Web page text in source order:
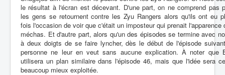
le résultat à l'écran est décevant. D'une part, on ne comprend pas
les gens se retournent contre les Zyu Rangers alors qu'ils ont eu
fois l'occasion de voir que c'était un imposteur qui prenait l'apparence
méchas. Et d'autre part, alors qu'un des épisodes se termine avec
à deux doigts de se faire lyncher, dès le début de l'épisode
personne ne leur en veut sans aucune explication. À noter que
utilisera un plan similaire dans l'épisode 46, mais que l'idée sera
beaucoup mieux exploitée.